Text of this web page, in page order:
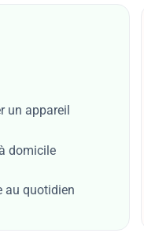
un appareil
domicile
au quotidien